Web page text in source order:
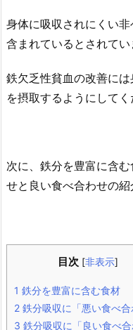
身体に吸収されにくい
含まれているとされてい
鉄欠乏性貧血の改善には
を摂取するようにしてく
次に、鉄分を豊富に含
せと良い食べ合わせの紹
目次 [非表示]
1 鉄分を豊富に含む食材
2 鉄分吸収に「悪い食べ合
3 鉄分吸収に「良い食べ合